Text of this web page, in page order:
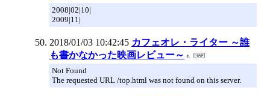
2008|02|10|
2009|11|
2018/01/03 10:42:45 カフェオレ・ライター ～誰
も書かなかった映画レビュー～
Not Found
The requested URL /top.html was not found on this server.